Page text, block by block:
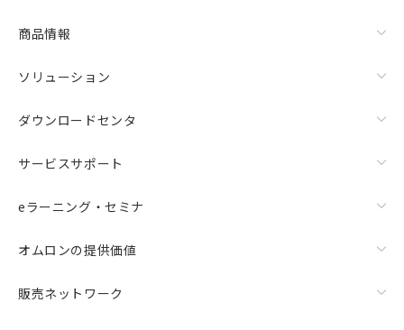
商品情報
ソリューション
ダウンロードセンタ
サービスサポート
eラーニング・セミナ
オムロンの提供価値
販売ネットワーク